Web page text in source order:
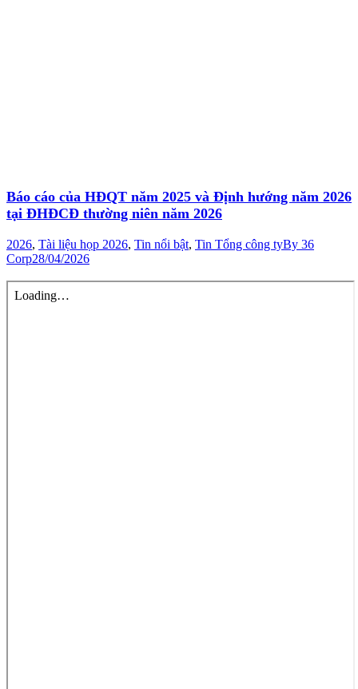
Báo cáo của HĐQT năm 2025 và Định hướng năm 2026
tại ĐHĐCĐ thường niên năm 2026
2026, Tài liệu họp 2026, Tin nổi bật, Tin Tổng công tyBy 36
Corp28/04/2026